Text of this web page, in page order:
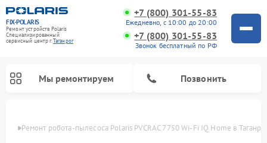
FIX-POLARIS
Ремонт устройств Polaris
Специализированный
cервисный центр г.Таганрог
+7 (800) 301-55-83
Ежедневно, с 10:00 до 20:00
+7 (800) 301-55-83
Звонок бесплатный по РФ
Мы ремонтируем Позвонить
Ремонт робота-пылесоса Polaris PVCRAC 7750 Wi-Fi IQ Home в